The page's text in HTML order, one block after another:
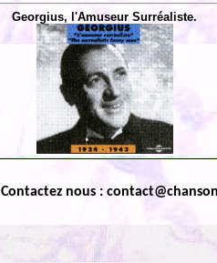
Georgius, l'Amuseur Surréaliste.
Contactez nous :